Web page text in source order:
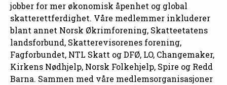
jobber for mer økonomisk åpenhet og global
skatterettferdighet. Våre medlemmer inkluderer
blant annet Norsk Økrimforening, Skatteetatens
landsforbund, Skatterevisorenes forening,
Fagforbundet, NTL Skatt og DFØ, LO, Changemaker,
Kirkens Nødhjelp, Norsk Folkehjelp, Spire og Redd
Barna. Sammen med våre medlemsorganisasjoner